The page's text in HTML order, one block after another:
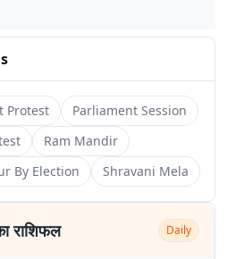
Protest
Parliament Session
Ram Mandir
By Election
Shravani Mela
राशिफल Daily